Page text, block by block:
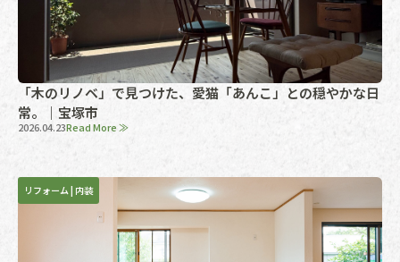
「木のリノベ」で見つけた、愛猫「あんこ」との穏やかな日
常。｜宝塚市
2026.04.23Read More ≫
リフォーム| 内装